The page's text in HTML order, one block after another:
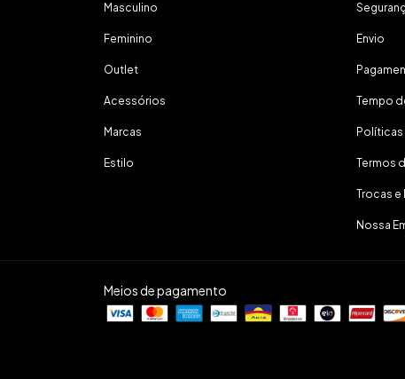
Masculino
Feminino
Outlet
Acessórios
Marcas
Estilo
Envio
Tempo
Termos
Trocas
Nossa
Meios de pagamento